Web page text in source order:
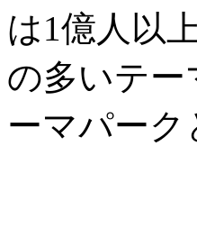
は1億人以
の多いテ
ーマパー